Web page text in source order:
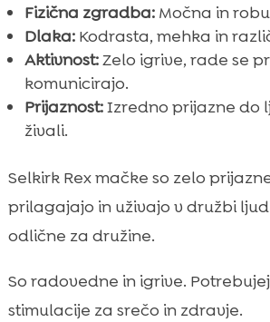
Fizična zgradba:Močna in
Dlaka:Kodrasta, mehka in
Aktivnost:Zelo igrive, rade se
komunicirajo.
Prijaznost:Izredno prijazne do
živali.
Selkirk Rex mačke so zelo
prilagajajo in uživajo v družbi
odlične za družine.
So radovedne in igrive.
stimulacije za srečo in zdravje.